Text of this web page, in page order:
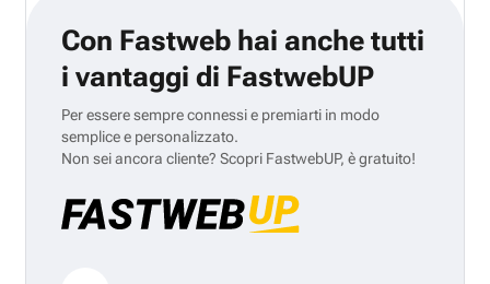
Con Fastweb hai anche tutti
i vantaggi di FastwebUP
Per essere sempre connessi e premiarti in modo
semplice e personalizzato.
Non sei ancora cliente? Scopri FastwebUP, è gratuito!